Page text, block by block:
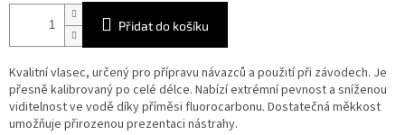
Přidat do košíku
Kvalitní vlasec, určený pro přípravu návazců a použití při závodech. Je
přesně kalibrovaný po celé délce. Nabízí extrémní pevnost a sníženou
viditelnost ve vodě díky příměsi fluorocarbonu. Dostatečná měkkost
umožňuje přirozenou prezentaci nástrahy.